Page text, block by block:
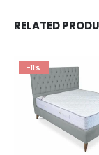
RELATED
-11%